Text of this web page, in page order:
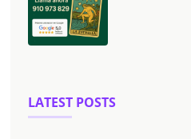
LATEST POSTS